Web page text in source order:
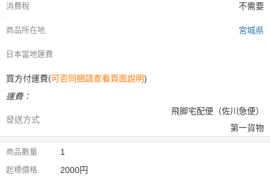
消費稅 不需要
商品所在地 宮城県
日本當地運費
買方付運費(可否同捆請查看頁面說明)
運費：
發送方式
飛脚宅配便（佐川急便）
第一貨物
商品數量 1
起標價格 2000円